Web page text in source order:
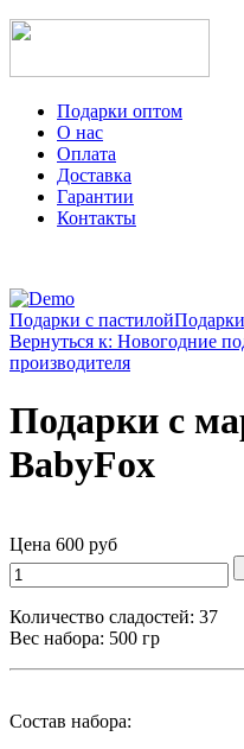
Подарки оптом
О нас
Оплата
Доставка
Гарантии
Контакты
Подарки с пастилой
Вернуться к: Новогодние
производителя
Подарки с
BabyFox
Цена 600 руб
Количество сладостей: 37
Вес набора: 500 гр
Состав набора: